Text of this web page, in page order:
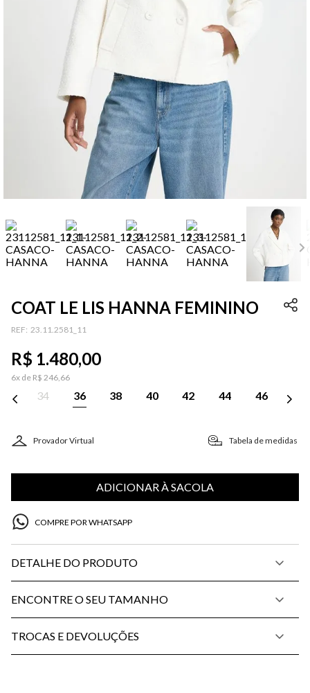
COAT LE LIS HANNA FEMININO
: 23.11.2581_11
R$ 1.480,00
6x de R$ 246,66
34 36 38 40 42 44 46
Provador Virtual Tabela de medidas
ADICIONAR À SACOLA
COMPRE POR WHATSAPP
DETALHE DO PRODUTO
ENCONTRE O SEU TAMANHO
TROCAS E DEVOLUÇÕES